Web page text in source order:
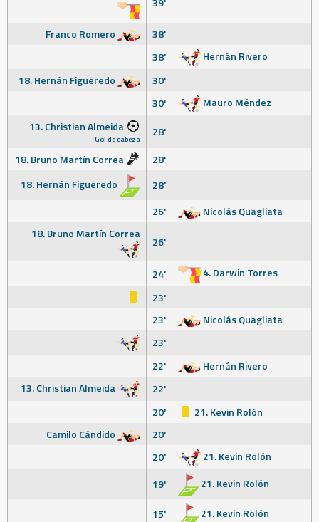
Franco Romero
38'
38'
Hernán Rivero
18. Hernán Figueredo
30'
30'
Mauro Méndez
13. Christian Almeida
Gol de cabeza
28'
18. Bruno Martín Correa
28'
18. Hernán Figueredo
28'
26'
Nicolás Quagliata
18. Bruno Martín Correa
26'
24'
4. Darwin Torres
23'
23'
Nicolás Quagliata
23'
22'
Hernán Rivero
13. Christian Almeida
22'
20'
21. Kevin Rolón
Camilo Cándido
20'
20'
21. Kevin Rolón
19'
21. Kevin Rolón
15'
21. Kevin Rolón